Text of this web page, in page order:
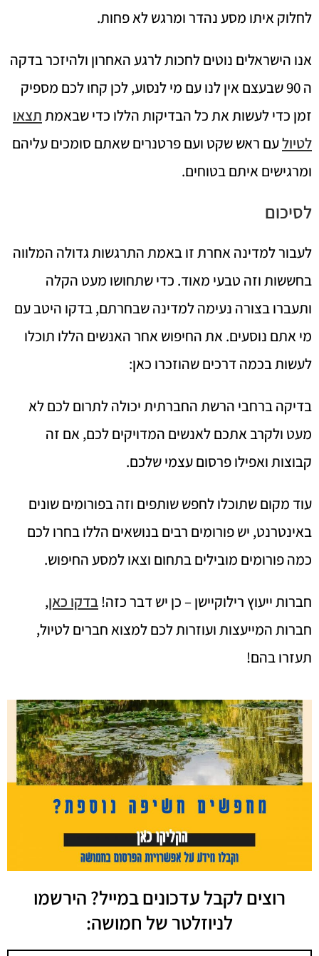
לחלוק איתו מסע נהדר ומרגש לא פחות.
אנו הישראלים נוטים לחכות לרגע האחרון ולהיזכר בדקה
ה 90 שבעצם אין לנו עם מי לנסוע, לכן קחו לכם מספיק
זמן כדי לעשות את כל הבדיקות הללו כדי שבאמתתצאו
לטיולעם ראש שקט ועם פרטנרים שאתם סומכים עליהם
ומרגישים איתם בטוחים.
לסיכום
לעבור למדינה אחרת זו באמת התרגשות גדולה המלווה
בחששות וזה טבעי מאוד. כדי שתחושו מעט הקלה
ותעברו בצורה נעימה למדינה שבחרתם, בדקו היטב עם
מי אתם נוסעים. את החיפוש אחר האנשים הללו תוכלו
לעשות בכמה דרכים שהוזכרו כאן:
בדיקה ברחבי הרשת החברתית יכולה לתרום לכם לא
מעט ולקרב אתכם לאנשים המדויקים לכם, אם זה
קבוצות ואפילו פרסום עצמי שלכם.
עוד מקום שתוכלו לחפש שותפים וזה בפורומים שונים
באינטרנט, יש פורומים רבים בנושאים הללו בחרו לכם
כמה פורומים מובילים בתחום וצאו למסע החיפוש.
חברות ייעוץ רילוקיישן – כן יש דבר כזה!בדקו כאן,
חברות המייעצות ועוזרות לכם למצוא חברים לטיול,
תעזרו בהם!
רוצים לקבל עדכונים במייל? הירשמו
לניוזלטר של חמושה: